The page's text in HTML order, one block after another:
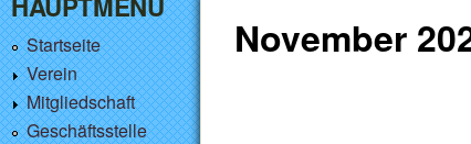
November
Startseite
Verein
Mitgliedschaft
Geschäftsstelle